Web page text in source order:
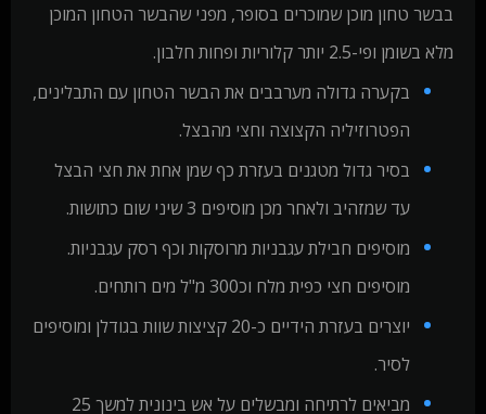
בבשר טחון מוכן שמוכרים בסופר, מפני שהבשר הטחון המוכן
מלא בשומן ופי-2.5 יותר קלוריות ופחות חלבון.
בקערה גדולה מערבבים את הבשר הטחון עם התבלינים,
הפטרוזיליה הקצוצה וחצי מהבצל.
בסיר גדול מטגנים בעזרת כף שמן אחת את חצי הבצל
עד שמזהיב ולאחר מכן מוסיפים 3 שיני שום כתושות.
מוסיפים חבילת עגבניות מרוסקות וכף רסק עגבניות.
מוסיפים חצי כפית מלח וכ300 מ"ל מים רותחים.
יוצרים בעזרת הידיים כ-20 קציצות שוות בגודלן ומוסיפים
לסיר.
מביאים לרתיחה ומבשלים על אש בינונית למשך 25